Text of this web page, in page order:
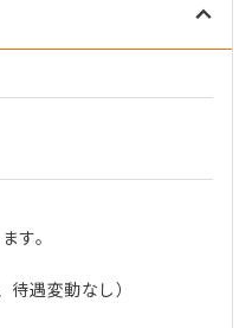
す。
遇変動なし）